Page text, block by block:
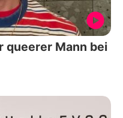
queerer Mann bei